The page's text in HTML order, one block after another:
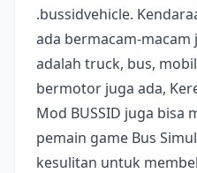
.bussidvehicle.
ada bermacam-macam
adalah truck, bus,
bermotor juga ada,
Mod BUSSID juga bisa
pemain game Bus
kesulitan untuk